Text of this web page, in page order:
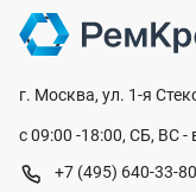
г. Москва, ул. 1-я
с 09:00 -18:00, СБ, ВС -
+7 (495) 640-33-80